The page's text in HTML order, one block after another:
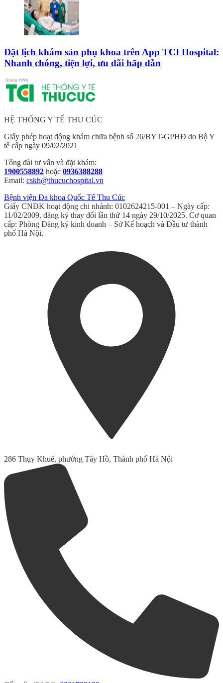
Đặt lịch khám sản phụ khoa trên App TCI Hospital:
Nhanh chóng, tiện lợi, ưu đãi hấp dẫn
HỆ THỐNG Y TẾ THU CÚC
Giấy phép hoạt động khám chữa bệnh số 26/BYT-GPHĐ do Bộ Y
tế cấp ngày 09/02/2021
Tổng đài tư vấn và đặt khám:
1900558892 hoặc 0936388288
Email: cskh@thucuchospital.vn
Bệnh viện Đa khoa Quốc Tế Thu Cúc
Giấy CNĐK hoạt động chi nhánh: 0102624215-001 – Ngày cấp:
11/02/2009, đăng ký thay đổi lần thứ 14 ngày 29/10/2025. Cơ quan
cấp: Phòng Đăng ký kinh doanh – Sở Kế hoạch và Đầu tư thành
phố Hà Nội.
286 Thụy Khuê, phường Tây Hồ, Thành phố Hà Nội